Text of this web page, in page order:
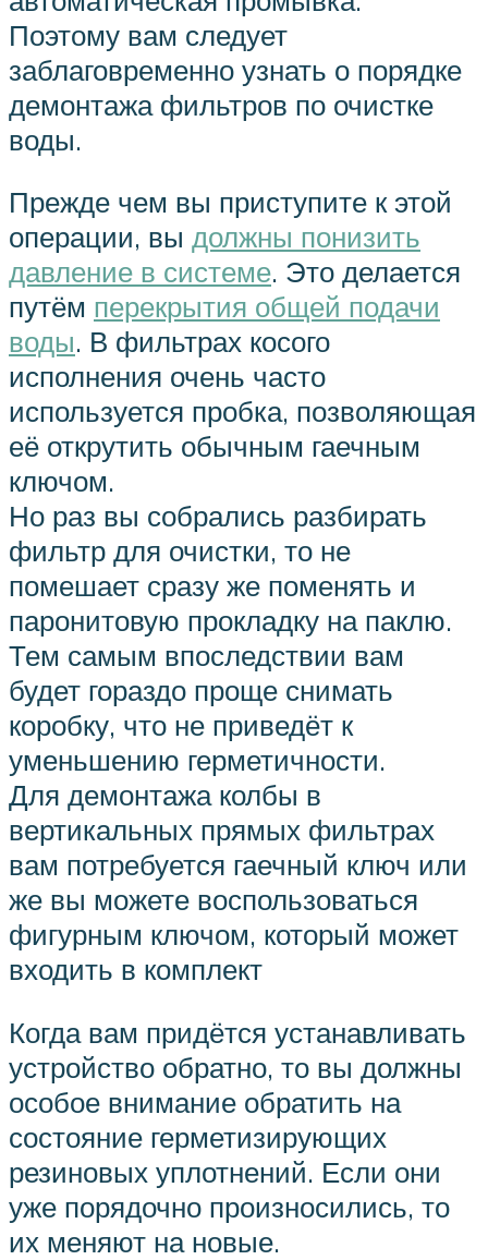
Поэтому вам следует
заблаговременно узнать о порядке
демонтажа фильтров по очистке
воды.
Прежде чем вы приступите к этой
операции, вы должны понизить
давление в системе. Это делается
путём перекрытия общей подачи
воды. В фильтрах косого
исполнения очень часто
используется пробка, позволяющая
её открутить обычным гаечным
ключом.
Но раз вы собрались разбирать
фильтр для очистки, то не
помешает сразу же поменять и
паронитовую прокладку на паклю.
Тем самым впоследствии вам
будет гораздо проще снимать
коробку, что не приведёт к
уменьшению герметичности.
Для демонтажа колбы в
вертикальных прямых фильтрах
вам потребуется гаечный ключ или
же вы можете воспользоваться
фигурным ключом, который может
входить в комплект
Когда вам придётся устанавливать
устройство обратно, то вы должны
особое внимание обратить на
состояние герметизирующих
резиновых уплотнений. Если они
уже порядочно произносились, то
их меняют на новые.